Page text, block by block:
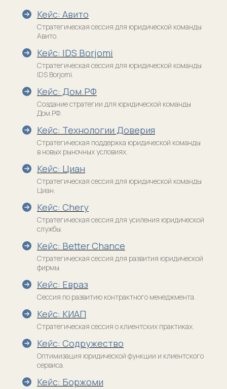
Кейс: Авито
Стратегическая сессия для юридической команды
Авито.
Кейс: IDS Borjomi
Стратегическая сессия для юридической команды
IDS Borjomi.
Кейс: Дом.РФ
Создание стратегии для юридической команды
Дом.РФ.
Кейс: Технологии Доверия
Стратегическая поддержка юридической команды
в новых рыночных условиях.
Кейс: Циан
Стратегическая сессия для юридической команды
Циан.
Кейс: Chery
Стратегическая сессия для усиления юридической
службы.
Кейс: Better Chance
Стратегическая сессия для развития юридической
фирмы.
Кейс: Евраз
Сессия по развитию контрактного менеджмента.
Кейс: КИАП
Стратегическая сессия о клиентских практиках.
Кейс: Содружество
Оптимизация юридической функции и клиентского
сервиса.
Кейс: Боржоми
провайдер юридических услуг», ИНН 9 703 118 524,
КПП 770 301 001, ОГРН 1 227 700 762 475, 123 242,
г. Москва, ул. Красная Пресня, дом 7
Новости, кейсы, анонсы
Подписаться на рассылку
Сведения об образовательной организации
Лицензия на образовательную деятельность
Договор-оферта
Политика конфиденциальности
Разработка сайта
Академия Юридического менеджмента
НЕюридический бизнес || Никифоров
Я прочитал(а) и принимаю условия
Пользовательского соглашения и Политики
конфиденциальности, я даю согласие
материалов
Подписаться